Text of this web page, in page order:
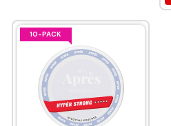
10-PACK